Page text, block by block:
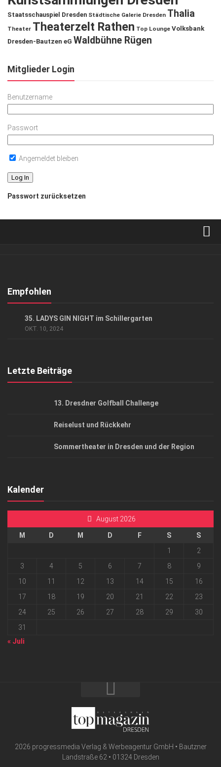
Staatsschauspiel Dresden Städtische Galerie Dresden Thalia
Theater Theaterzelt Rathen Top Lounge Volksbank
Dresden-Bautzen eG Waldbühne Rügen
Mitglieder Login
Benutzername
Passwort
Angemeldet bleiben
Passwort zurücksetzen
Kontakt, Impressum
Empfohlen
35. LADYS GIN NIGHT im Schillergarten
OKT. 10, 2024
Letzte Beiträge
13. Dresdner Golfball Challenge
Reiselust und Rückkehr
Sommertheater in Dresden und der Region
Kalender
August 2026
M D M D F S
S
1
2
3
4 5 6 7 8
9
10
11 12 13 14 15
16
17
18 19 20 21 22
23
24
25 26 27 28 29
30
31
« Juli
2026 progressmedia Verlag & Werbeagentur GmbH • Bautzner
Landstraße 62 • 01324 Dresden